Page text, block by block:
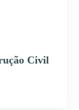
Civil